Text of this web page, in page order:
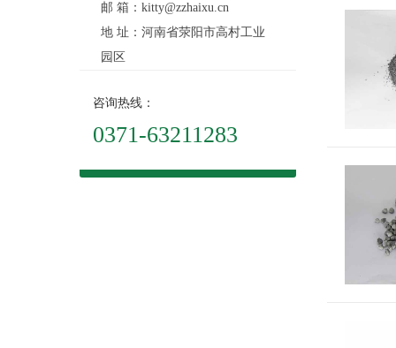
邮 箱：kitty@zzhaixu.cn
地 址：河南省荥阳市高村工业
园区
咨询热线：
0371-63211283